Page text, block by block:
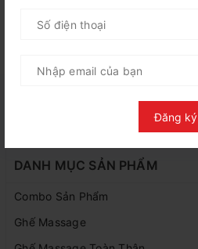
Đăng ký
1 2
DANH MỤC NỘI DUNG
DANH MỤC SẢN PHẨM
Combo Sản Phẩm
Ghế Massage